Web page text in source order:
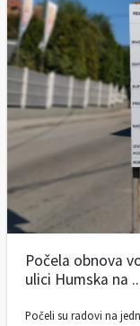
Počela obnova
ulici Humska na
Počeli su radovi na